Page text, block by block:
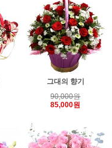
그대의 향기
90,000원
85,000원